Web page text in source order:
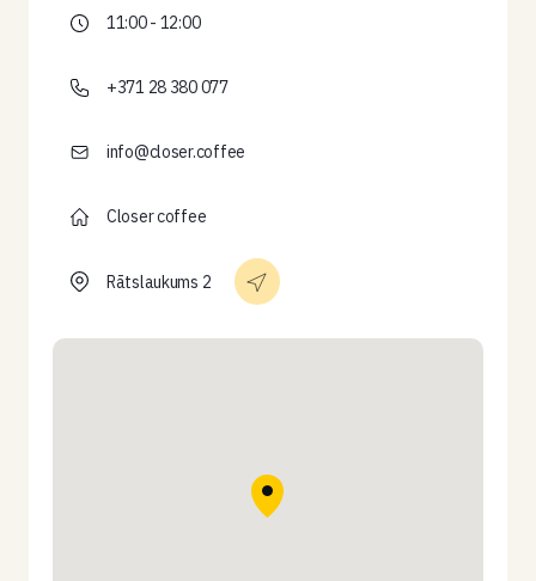
11:00 - 12:00
+371 28 380 077
info@closer.coffee
Closer coffee
Rātslaukums 2